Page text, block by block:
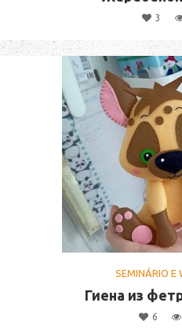
3
SEMINÁRIO E
Гиена из
6